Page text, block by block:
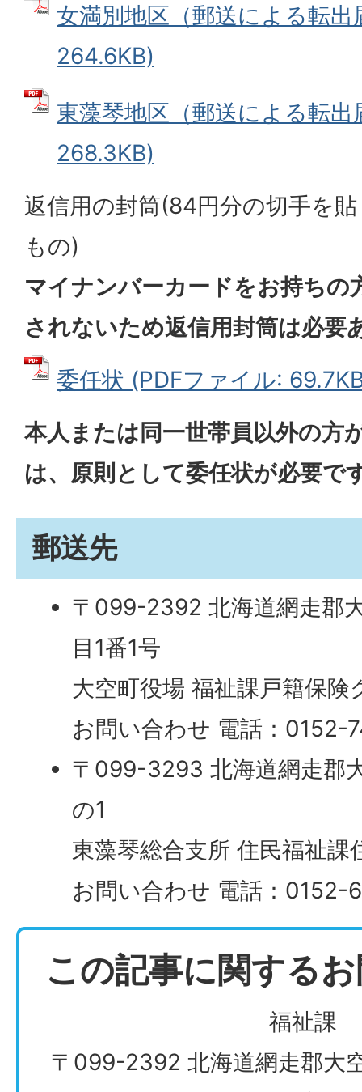
女満別地区（郵送による転
264.6KB)
東藻琴地区（郵送による転
268.3KB)
返信用の封筒(84円分の切手を
もの)
マイナンバーカードをお持ちの
されないため返信用封筒は必要
委任状 (PDFファイル:
本人または同一世帯員以外の方
は、原則として委任状が必要で
郵送先
〒099-2392 北海道網走郡
目1番1号
大空町役場 福祉課戸籍保険
お問い合わせ 電話：0152-
〒099-3293 北海道網走郡
の1
東藻琴総合支所 住民福祉課
お問い合わせ 電話：0152-
この記事に関する
福祉課
〒099-2392 北海道網走郡大